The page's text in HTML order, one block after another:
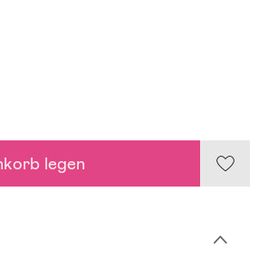
legen